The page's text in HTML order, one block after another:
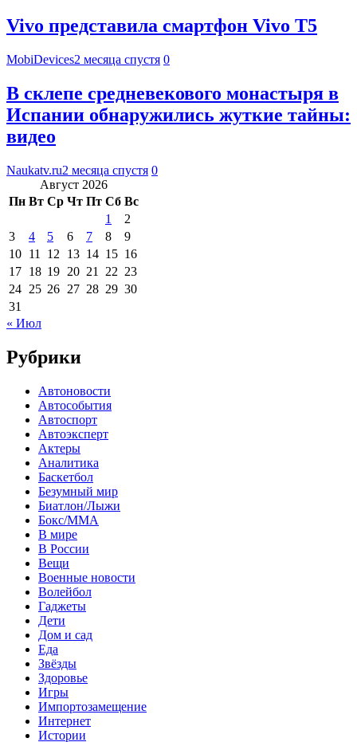
Vivo представила смартфон Vivo T5
MobiDevices2 месяца спустя 0
В склепе средневекового монастыря в
Испании обнаружились жуткие тайны:
видео
Naukatv.ru2 месяца спустя 0
Август 2026
Пн Вт Ср Чт Пт Сб Вс
1
2
3
4 5 6 7 8
9
10 11 12 13 14 15 16
17 18 19 20 21 22 23
24 25 26 27 28 29 30
31
« Июл
Рубрики
Автоновости
Автособытия
Автоспорт
Автоэксперт
Актеры
Аналитика
Баскетбол
Безумный мир
Биатлон/Лыжи
Бокс/MMA
В мире
В России
Вещи
Военные новости
Волейбол
Гаджеты
Дети
Дом и сад
Еда
Звёзды
Здоровье
Игры
Импортозамещение
Интернет
Истории